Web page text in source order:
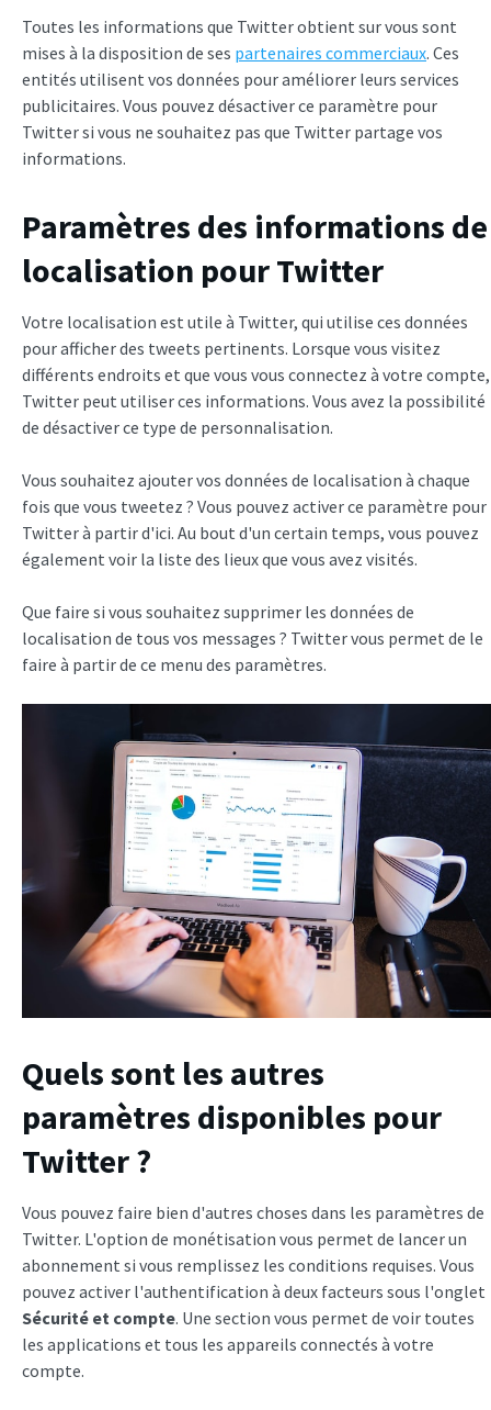
Toutes les informations que Twitter obtient sur vous sont
mises à la disposition de ses partenaires commerciaux. Ces
entités utilisent vos données pour améliorer leurs services
publicitaires. Vous pouvez désactiver ce paramètre pour
Twitter si vous ne souhaitez pas que Twitter partage vos
informations.
Paramètres des informations de
localisation pour Twitter
Votre localisation est utile à Twitter, qui utilise ces données
pour afficher des tweets pertinents. Lorsque vous visitez
différents endroits et que vous vous connectez à votre compte,
Twitter peut utiliser ces informations. Vous avez la possibilité
de désactiver ce type de personnalisation.
Vous souhaitez ajouter vos données de localisation à chaque
fois que vous tweetez ? Vous pouvez activer ce paramètre pour
Twitter à partir d'ici. Au bout d'un certain temps, vous pouvez
également voir la liste des lieux que vous avez visités.
Que faire si vous souhaitez supprimer les données de
localisation de tous vos messages ? Twitter vous permet de le
faire à partir de ce menu des paramètres.
Quels sont les autres
paramètres disponibles pour
Twitter ?
Vous pouvez faire bien d'autres choses dans les paramètres de
Twitter. L'option de monétisation vous permet de lancer un
abonnement si vous remplissez les conditions requises. Vous
pouvez activer l'authentification à deux facteurs sous l'onglet
Sécurité et compte. Une section vous permet de voir toutes
les applications et tous les appareils connectés à votre
compte.